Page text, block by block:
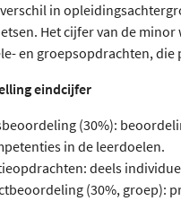
in
Het cijfer van de
en groepsopdrachten,
eindcijfer
(30%):
in de leerdoelen.
deels
(30%, groep):